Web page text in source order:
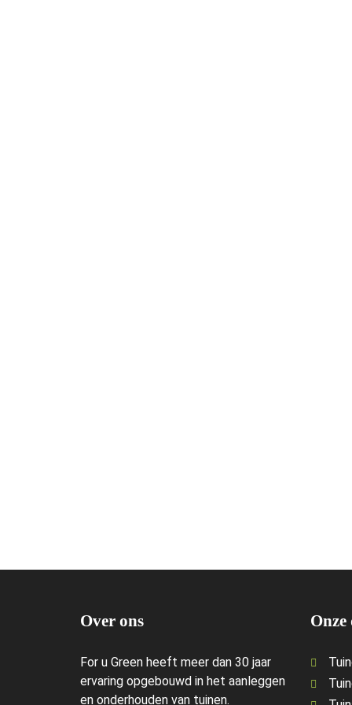
Over ons
For u Green heeft meer dan 30 jaar
ervaring opgebouwd in het aanleggen
en onderhouden van tuinen.
Onze